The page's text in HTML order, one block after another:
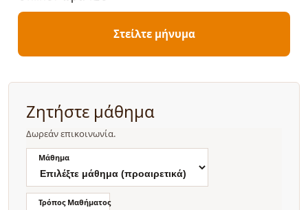
Στείλτε μήνυμα
Ζητήστε μάθημα
Δωρεάν επικοινωνία.
Μάθημα
Τρόπος Μαθήματος